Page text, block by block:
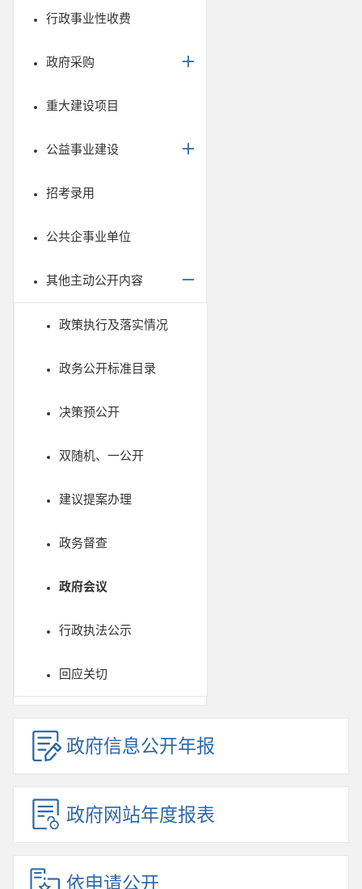
行政事业性收费
政府采购
重大建设项目
公益事业建设
招考录用
公共企事业单位
其他主动公开内容
政策执行及落实情况
政务公开标准目录
决策预公开
双随机、一公开
建议提案办理
政务督查
政府会议
行政执法公示
回应关切
政府信息公开年报
政府网站年度报表
依申请公开